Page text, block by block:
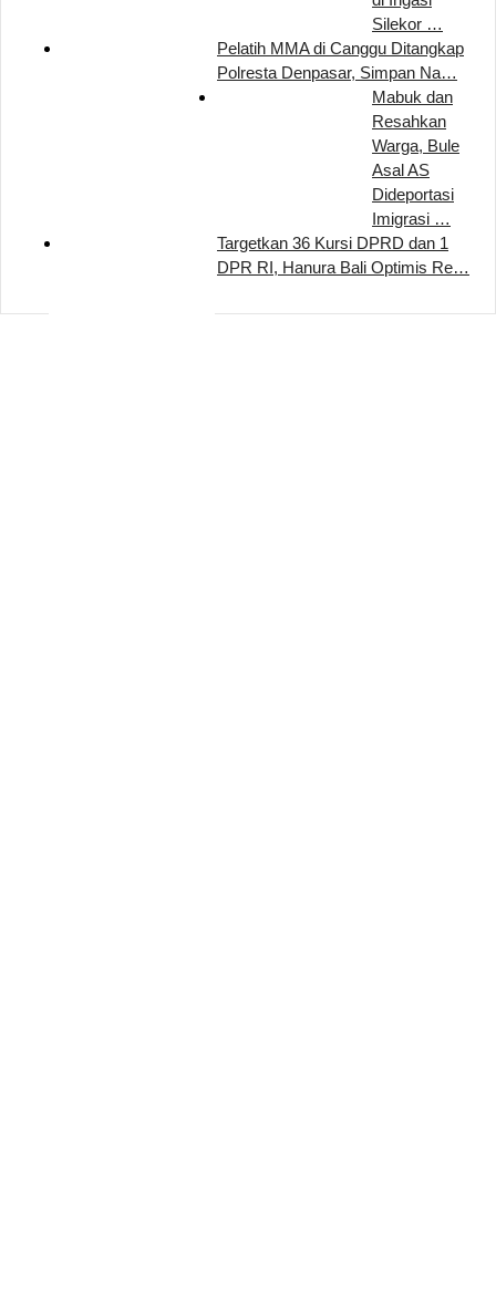
Silekor …
Pelatih MMA di Canggu Ditangkap
Polresta Denpasar, Simpan Na…
Mabuk dan
Resahkan
Warga, Bule
Asal AS
Dideportasi
Imigrasi …
Targetkan 36 Kursi DPRD dan 1
DPR RI, Hanura Bali Optimis Re…